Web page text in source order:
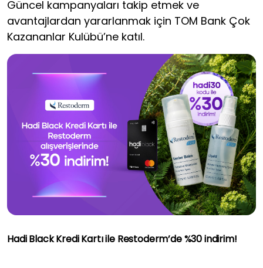
Güncel kampanyaları takip etmek ve
avantajlardan yararlanmak için TOM Bank Çok
Kazananlar Kulübü’ne katıl.
Hadi Black Kredi Kartı ile Restoderm’de %30 indirim!